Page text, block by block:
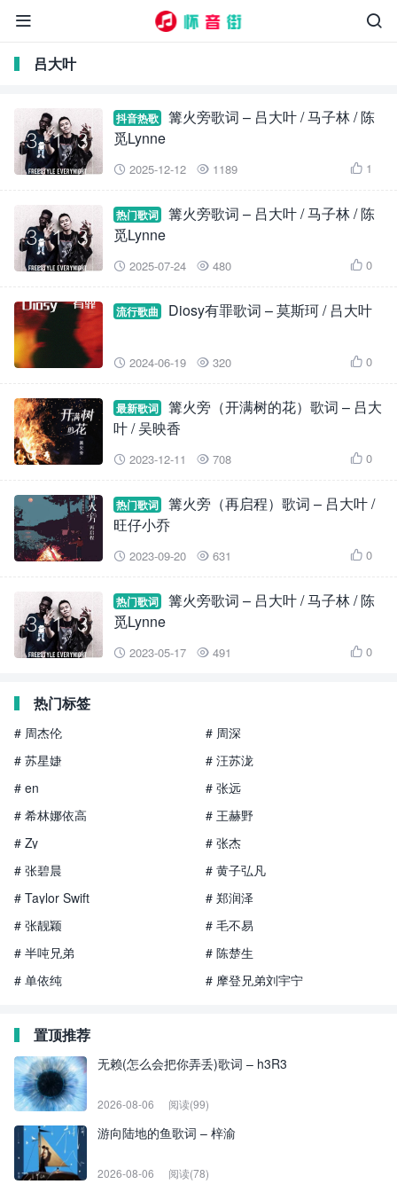


吕大叶
抖音热歌
篝火旁歌词 – 吕大叶 / 马子林 / 陈
觅Lynne
 2025-12-12  1189  1
热门歌词
篝火旁歌词 – 吕大叶 / 马子林 / 陈
觅Lynne
 2025-07-24  480  0
流行歌曲 Diosy有罪歌词 – 莫斯珂 / 吕大叶
 2024-06-19  320  0
最新歌词
篝火旁（开满树的花）歌词 – 吕大
叶 / 吴映香
 2023-12-11  708  0
热门歌词
篝火旁（再启程）歌词 – 吕大叶 /
旺仔小乔
 2023-09-20  631  0
热门歌词
篝火旁歌词 – 吕大叶 / 马子林 / 陈
觅Lynne
 2023-05-17  491  0
热门标签
# 周杰伦
# 周深
# 苏星婕
# 汪苏泷
# en
# 张远
# 希林娜依高
# 王赫野
# Zy
# 张杰
# 张碧晨
# 黄子弘凡
# Taylor Swift
# 郑润泽
# 张靓颖
# 毛不易
# 半吨兄弟
# 陈楚生
# 单依纯
# 摩登兄弟刘宇宁
置顶推荐
无赖(怎么会把你弄丢)歌词 – h3R3
2026-08-06 阅读(99)
游向陆地的鱼歌词 – 梓渝
2026-08-06 阅读(78)